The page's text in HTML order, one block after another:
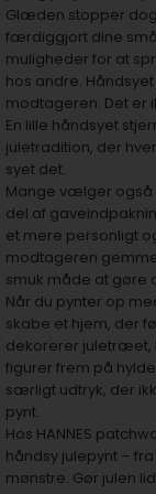
Glæden stopper dog
færdiggjort dine
muligheder for at
hos andre.
modtageren. Det er
En lille håndsyet
juletradition, der
syet det.
Mange vælger også
del af
et mere personligt
modtageren
smuk måde at gøre
Når du pynter op
skabe et hjem, der
dekorerer juletræet,
figurer frem på
særligt udtryk, der
pynt.
Hos HANNES
håndsy julepynt –
mønstre. Gør julen